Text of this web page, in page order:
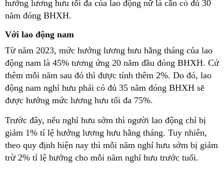
hưởng lương hưu tối đa của lao động nữ là cần có đủ 30
năm đóng BHXH.
Với lao động nam
Từ năm 2023, mức hưởng lương hưu hằng tháng của lao
động nam là 45% tương ứng 20 năm đầu đóng BHXH. Cứ
thêm mỗi năm sau đó thì được tính thêm 2%. Do đó, lao
động nam nghỉ hưu phải có đủ 35 năm đóng BHXH sẽ
được hưởng mức lương hưu tối đa 75%.
Trước đây, nếu nghỉ hưu sớm thì người lao động chỉ bị
giảm 1% tỉ lệ hưởng lương hưu hằng tháng. Tuy nhiên,
theo quy định hiện nay thì mỗi năm nghỉ hưu sớm bị giảm
trừ 2% tỉ lệ hưởng cho mỗi năm nghỉ hưu trước tuổi.